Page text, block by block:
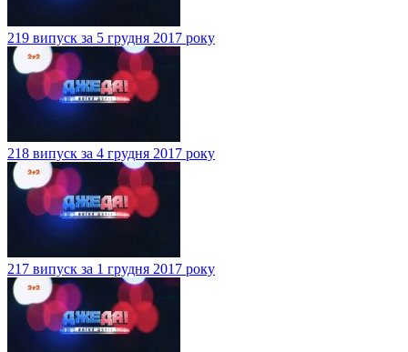
219 випуск за 5 грудня 2017 року
218 випуск за 4 грудня 2017 року
217 випуск за 1 грудня 2017 року